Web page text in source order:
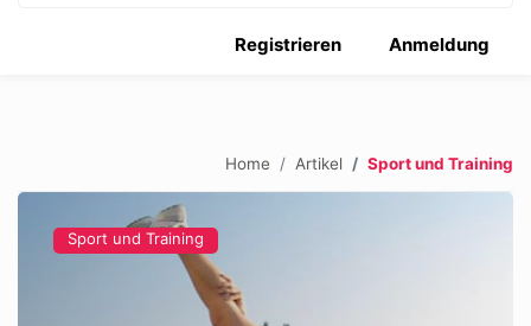
Anmeldung
Registrieren
Home Artikel Sport und Training
Sport und Training